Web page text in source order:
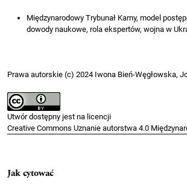
Międzynarodowy Trybunał Karny, model
dowody naukowe, rola ekspertów, wojna w
Prawa autorskie (c) 2024 Iwona Bień-Węgłowska,
Utwór dostępny jest na licencji
Creative Commons Uznanie autorstwa 4.0
Jak cytować